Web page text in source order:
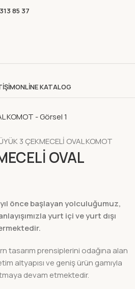
85 37
ONLİNE KATALOG
3 ÇEKMECELİ OVAL KOMOT
OVAL
önce başlayan yolculuğumuz,
yurt içi ve yurt dışı
tasarım prensiplerini odağına alan
altyapısı ve geniş ürün gamıyla
devam etmektedir.